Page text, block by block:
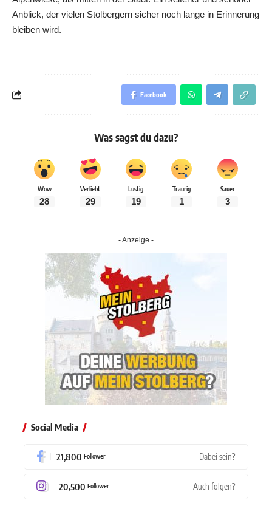
Anblick, der vielen Stolbergern sicher noch lange in Erinnerung
bleiben wird.
Facebook
Was sagst du dazu?
Wow
28
Verliebt
29
Lustig
19
Traurig
1
Sauer
3
- Anzeige -
Social Media
21,800 Follower Dabei sein?
20,500 Follower Auch folgen?